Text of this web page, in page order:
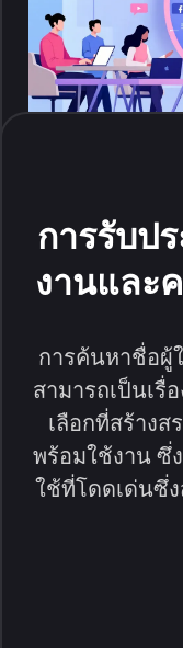
การรับป
งานและ
การค้นหาชื่อผู้
สามารถเป็นเรื่
เลือกที่สร้าง
พร้อมใช้งาน ซึ่
ใช้ที่โดดเด่นซึ่